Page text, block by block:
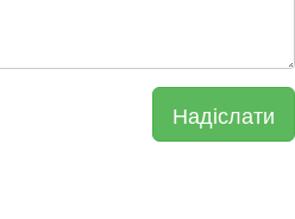
Надіслати